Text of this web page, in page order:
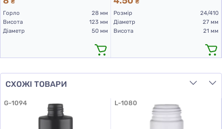
₴
Горло
28 мм
Висота
123 мм
Діаметр
50 мм
₴
Розмір
24/410
Діаметр
27 мм
Висота
21 мм
СХОЖІ ТОВАРИ
G-1094 L-1080